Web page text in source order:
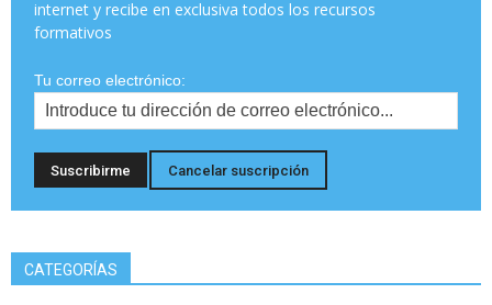
internet y recibe en exclusiva todos los recursos
formativos
Tu correo electrónico:
CATEGORÍAS